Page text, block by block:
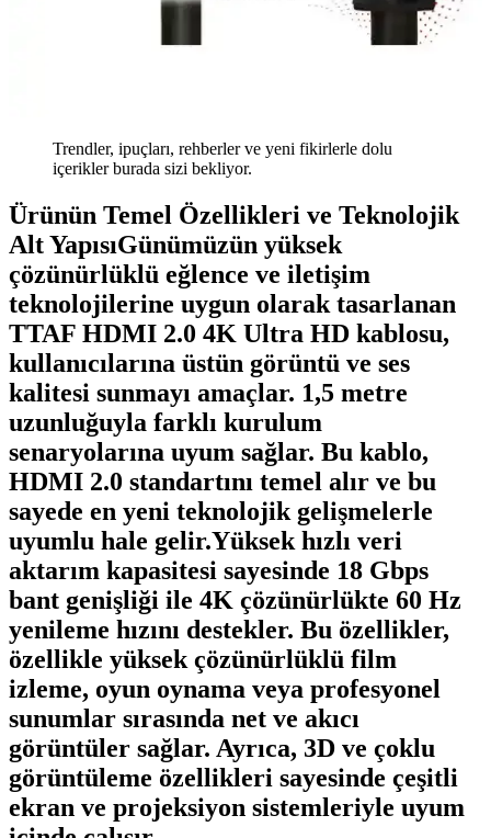
Trendler, ipuçları, rehberler ve yeni fikirlerle dolu
içerikler burada sizi bekliyor.
Ürünün Temel Özellikleri ve Teknolojik
Alt YapısıGünümüzün yüksek
çözünürlüklü eğlence ve iletişim
teknolojilerine uygun olarak tasarlanan
TTAF HDMI 2.0 4K Ultra HD kablosu,
kullanıcılarına üstün görüntü ve ses
kalitesi sunmayı amaçlar. 1,5 metre
uzunluğuyla farklı kurulum
senaryolarına uyum sağlar. Bu kablo,
HDMI 2.0 standartını temel alır ve bu
sayede en yeni teknolojik gelişmelerle
uyumlu hale gelir.Yüksek hızlı veri
aktarım kapasitesi sayesinde 18 Gbps
bant genişliği ile 4K çözünürlükte 60 Hz
yenileme hızını destekler. Bu özellikler,
özellikle yüksek çözünürlüklü film
izleme, oyun oynama veya profesyonel
sunumlar sırasında net ve akıcı
görüntüler sağlar. Ayrıca, 3D ve çoklu
görüntüleme özellikleri sayesinde çeşitli
ekran ve projeksiyon sistemleriyle uyum